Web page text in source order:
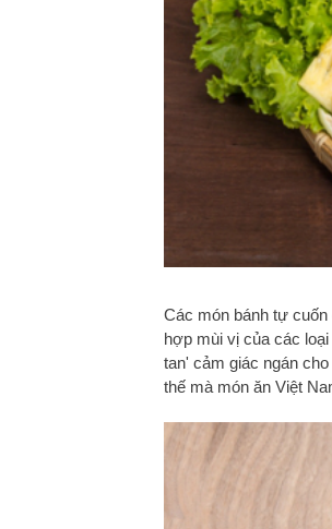
Các món bánh tự
hợp mùi vị của các
tan' cảm giác ngán
thế mà món ăn Việt